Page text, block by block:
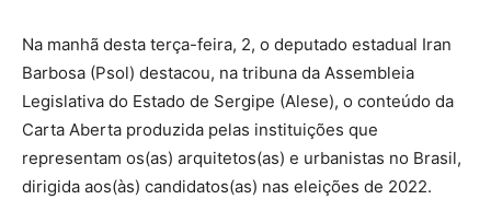
Na manhã desta terça-feira, 2, o deputado estadual Iran
Barbosa (Psol) destacou, na tribuna da Assembleia
Legislativa do Estado de Sergipe (Alese), o conteúdo da
Carta Aberta produzida pelas instituições que
representam os(as) arquitetos(as) e urbanistas no Brasil,
dirigida aos(às) candidatos(as) nas eleições de 2022.